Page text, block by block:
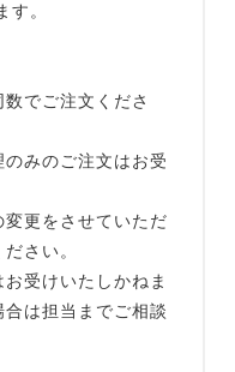
。
でご注文くださ
のみのご注文はお受
変更をさせていただ
さい。
受けいたしかねま
は担当までご相談